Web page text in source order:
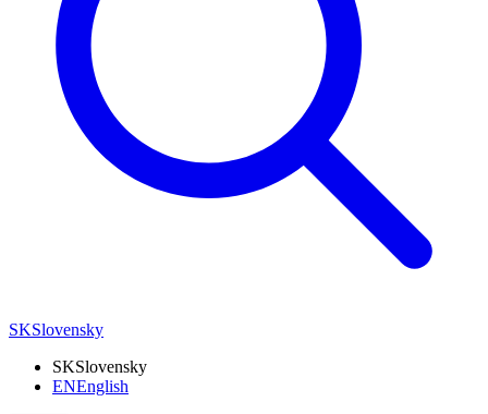
SKSlovensky
SKSlovensky
ENEnglish